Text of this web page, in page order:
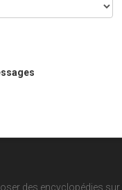
des encyclopédies sur